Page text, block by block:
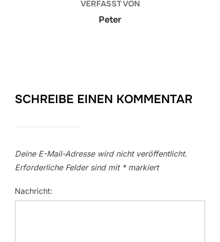
VERFASST VON
Peter
SCHREIBE EINEN KOMMENTAR
Deine E-Mail-Adresse wird nicht veröffentlicht.
Erforderliche Felder sind mit *markiert
Nachricht: